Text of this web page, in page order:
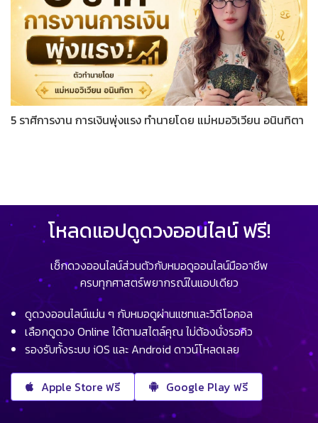
5 ราศีการงาน การเงินพุ่งแรง ทำนายโดย แม่หมอวิเวียน อนินทิตา
โหลดแอปดูดวงออนไลน์ ฟรี!
เช็กดวงออนไลน์ส่วนตัวกับหมอดูออนไลน์มืออาชีพ
ครบทุกศาสตร์พยากรณ์ในแอปเดียว
ดูดวงออนไลน์แม่น ๆ กับหมอดูผ่านแชทและวิดีโอคอล
เลือกดูดวง Online ได้ตามสไตล์คุณ ไม่ต้องนั่งรอคิว
รองรับทั้งระบบ iOS และ Android ดาวน์โหลดเลย
Apple Store ฟรี Google Play ฟรี